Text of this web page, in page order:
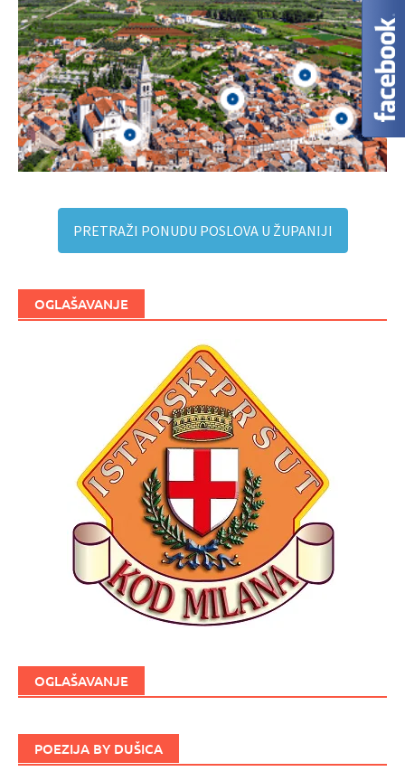
PRETRAŽI PONUDU POSLOVA U ŽUPANIJI
OGLAŠAVANJE
OGLAŠAVANJE
POEZIJA BY DUŠICA